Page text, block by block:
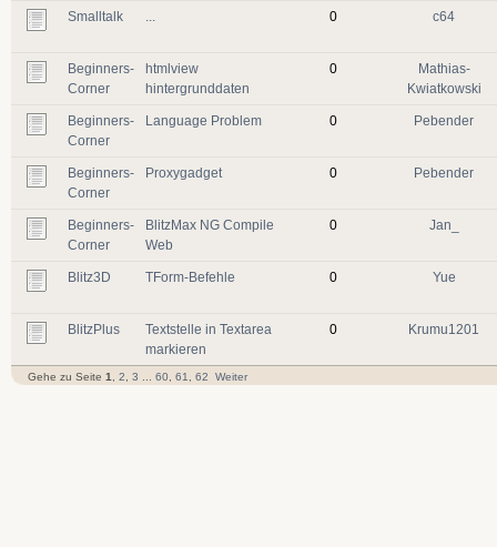
Smalltalk 0 c64
Beginners-
Corner
htmlview
hintergrunddaten
0
Mathias-
Kwiatkowski
Beginners-
Corner
Language Problem 0 Pebender
Beginners-
Corner
Proxygadget 0 Pebender
Beginners-
Corner
BlitzMax NG Compile
Web
0 Jan_
Blitz3D TForm-Befehle 0 Yue
BlitzPlus
Textstelle in Textarea
markieren
0 Krumu1201
Gehe zu Seite 1 2 3 60 61 62 Weiter